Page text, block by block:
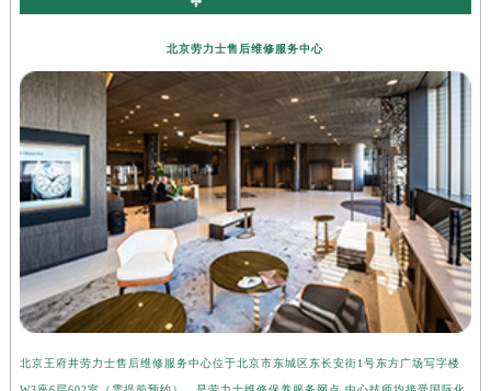
北京劳力士售后维修服务中心
北京王府井劳力士售后维修服务中心位于北京市东城区东长安街1号东方广场写字楼